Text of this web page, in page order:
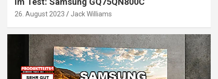
26. August 2023 Jack Williams